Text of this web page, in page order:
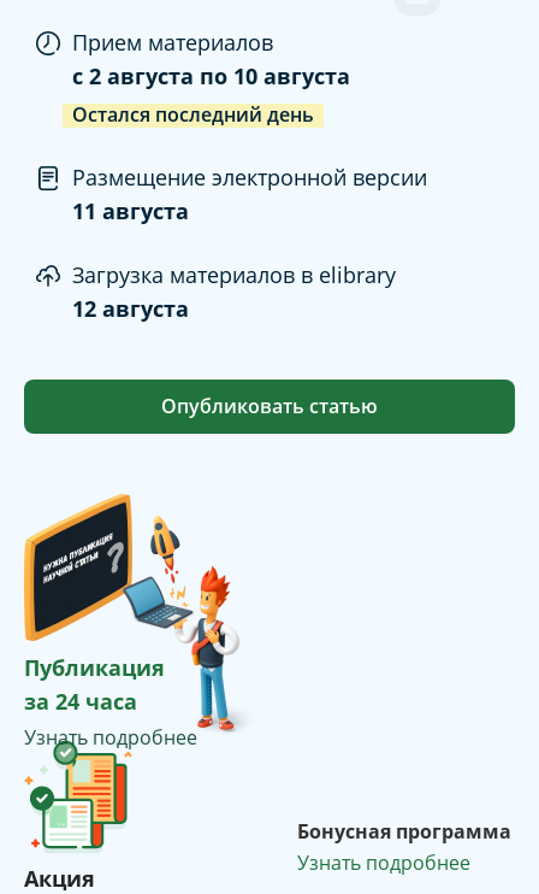
Прием материалов
c 2 августа по 10 августа
Остался последний день
Размещение электронной версии
11 августа
Загрузка материалов в elibrary
12 августа
Опубликовать статью
Публикация
за 24 часа
Узнать подробнее
Акция
Бонусная программа
Узнать подробнее